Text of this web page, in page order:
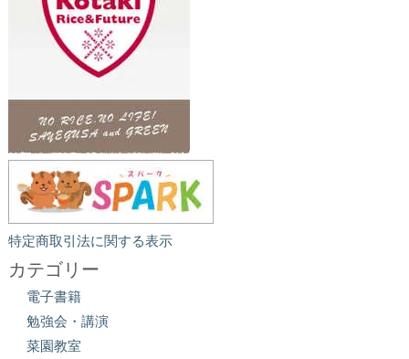
特定商取引法に関する表示
カテゴリー
電子書籍
勉強会・講演
菜園教室